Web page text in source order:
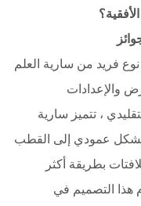
فريد من سارية العلم
والإعدادات
، تتميز سارية
بشكل عمودي إلى القطب
بطريقة أكثر
هذا التصميم في